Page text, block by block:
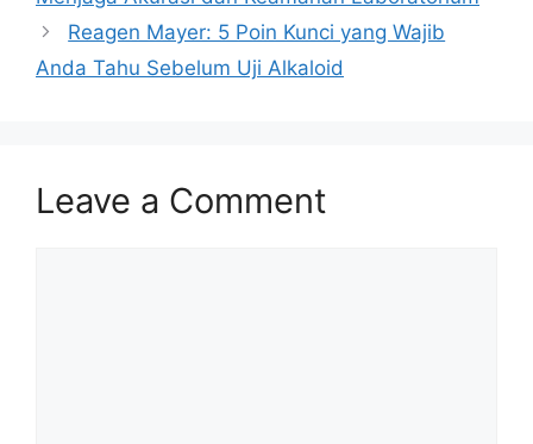
Reagen Mayer: 5 Poin Kunci yang Wajib
Anda Tahu Sebelum Uji Alkaloid
Leave a Comment